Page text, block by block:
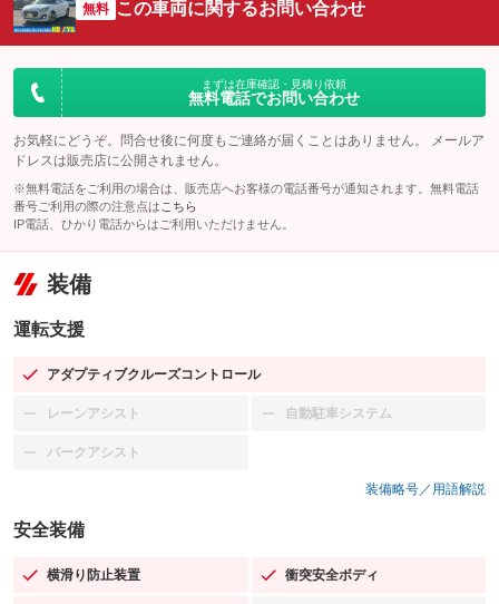
無料 この車両に関するお問い合わせ
まずは在庫確認・見積り依頼
無料電話でお問い合わせ
お気軽にどうぞ。問合せ後に何度もご連絡が届くことはありません。 メールア
ドレスは販売店に公開されません。
※無料電話をご利用の場合は、販売店へお客様の電話番号が通知されます。無料電話
番号ご利用の際の注意点は こちら
IP電話、ひかり電話からはご利用いただけません。
装備
運転支援
アダプティブクルーズコントロール
：装備あり
レーンアシスト
：装備なし 自動駐車システム
：装備なし
パークアシスト
：装備なし
装備略号／用語解説
安全装備
横滑り防止装置
：装備あり 衝突安全ボディ
：装備あり